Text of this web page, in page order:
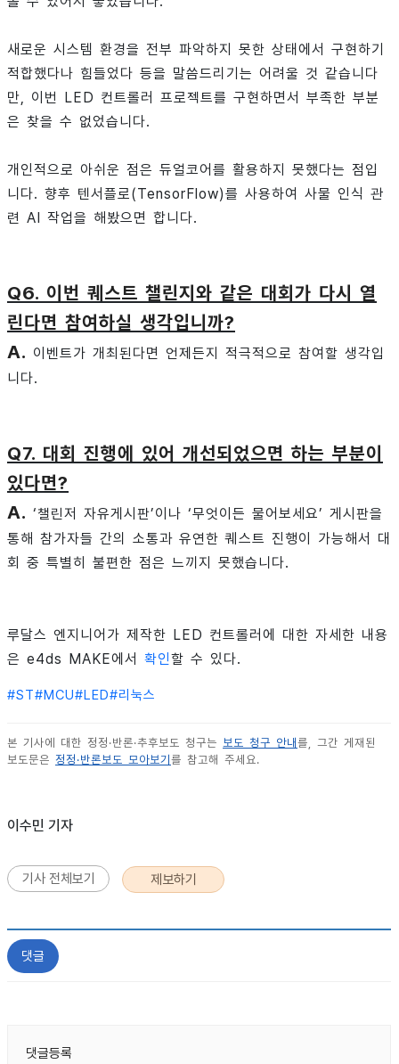
새로운 시스템 환경을 전부 파악하지 못한 상태에서 구현하기
적합했다나 힘들었다 등을 말씀드리기는 어려울 것 같습니다
만, 이번 LED 컨트롤러 프로젝트를 구현하면서 부족한 부분
은 찾을 수 없었습니다.
개인적으로 아쉬운 점은 듀얼코어를 활용하지 못했다는 점입
니다. 향후 텐서플로(TensorFlow)를 사용하여 사물 인식 관
련 AI 작업을 해봤으면 합니다.
Q6. 이번 퀘스트 챌린지와 같은 대회가 다시 열
린다면 참여하실 생각입니까?
A. 이벤트가 개최된다면 언제든지 적극적으로 참여할 생각입
니다.
Q7. 대회 진행에 있어 개선되었으면 하는 부분이
있다면?
A. ‘챌린저 자유게시판’이나 ‘무엇이든 물어보세요’ 게시판을
통해 참가자들 간의 소통과 유연한 퀘스트 진행이 가능해서 대
회 중 특별히 불편한 점은 느끼지 못했습니다.
루달스 엔지니어가 제작한 LED 컨트롤러에 대한 자세한 내용
은 e4ds MAKE에서 확인할 수 있다.
#ST#MCU#LED#리눅스
본 기사에 대한 정정·반론·추후보도 청구는 보도 청구 안내 를, 그간 게재된
보도문은 정정·반론보도 모아보기 를 참고해 주세요.
이수민 기자
기사 전체보기 제보하기
댓글
댓글등록